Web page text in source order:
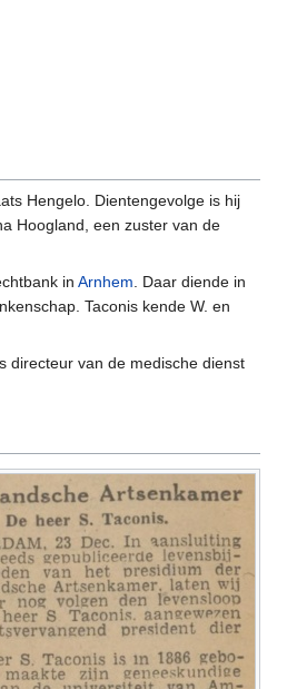
Hengelo. Dientengevolge is hij
Hoogland, een zuster van de
in Arnhem. Daar diende in
Taconis kende W. en
directeur van de medische dienst